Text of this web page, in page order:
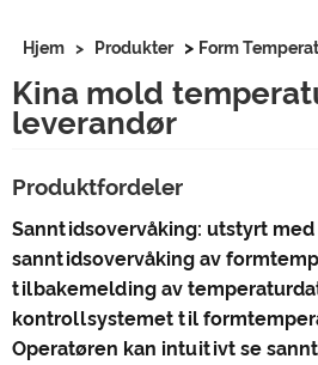
Hjem > Produkter > Form
Kina mold
leverandør
Produktfordeler
Sanntidsovervåking: utstyrt
sanntidsovervåking av
tilbakemelding av
kontrollsystemet til
Operatøren kan intuitivt se